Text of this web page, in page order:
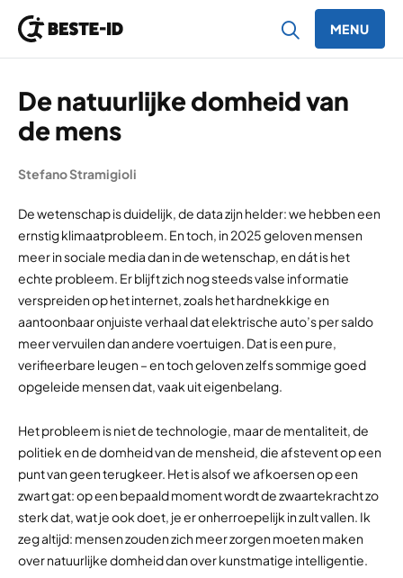
MENU
De natuurlijke domheid van
de mens
Stefano Stramigioli
De wetenschap is duidelijk, de data zijn helder: we hebben een
ernstig klimaatprobleem. En toch, in 2025 geloven mensen
meer in sociale media dan in de wetenschap, en dát is het
echte probleem. Er blijft zich nog steeds valse informatie
verspreiden op het internet, zoals het hardnekkige en
aantoonbaar onjuiste verhaal dat elektrische auto’s per saldo
meer vervuilen dan andere voertuigen. Dat is een pure,
verifieerbare leugen – en toch geloven zelfs sommige goed
opgeleide mensen dat, vaak uit eigenbelang.
Het probleem is niet de technologie, maar de mentaliteit, de
politiek en de domheid van de mensheid, die afstevent op een
punt van geen terugkeer. Het is alsof we afkoersen op een
zwart gat: op een bepaald moment wordt de zwaartekracht zo
sterk dat, wat je ook doet, je er onherroepelijk in zult vallen. Ik
zeg altijd: mensen zouden zich meer zorgen moeten maken
over natuurlijke domheid dan over kunstmatige intelligentie.